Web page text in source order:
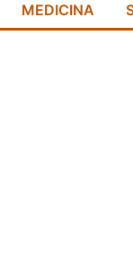
MEDICINA